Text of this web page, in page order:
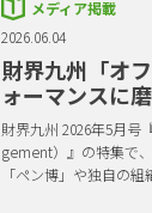
メディア掲載
2026.06.04
財界九州「オ
ォーマンスに磨
財界九州 2026年5月号
gement）』の特集で
「ペン博」や独自の